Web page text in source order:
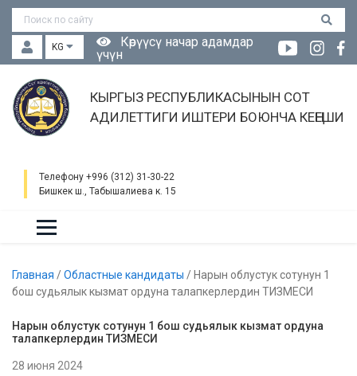
KG
Көрүүсү начар адамдар
үчүн
КЫРГЫЗ РЕСПУБЛИКАСЫНЫН СОТ
АДИЛЕТТИГИ ИШТЕРИ БОЮНЧА КЕҢЕШИ
Телефону +996 (312) 31-30-22
Бишкек ш., Табышалиева к. 15
Главная /Областные кандидаты / Нарын облустук сотунун 1
бош судьялык кызмат ордуна талапкерлердин ТИЗМЕСИ
Нарын облустук сотунун 1 бош судьялык кызмат ордуна
талапкерлердин ТИЗМЕСИ
28 июня 2024